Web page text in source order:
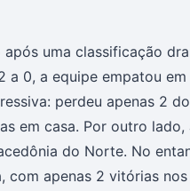
uma classificação
0, a equipe empatou
perdeu apenas 2
em casa. Por outro
do Norte. No
com apenas 2 vitórias